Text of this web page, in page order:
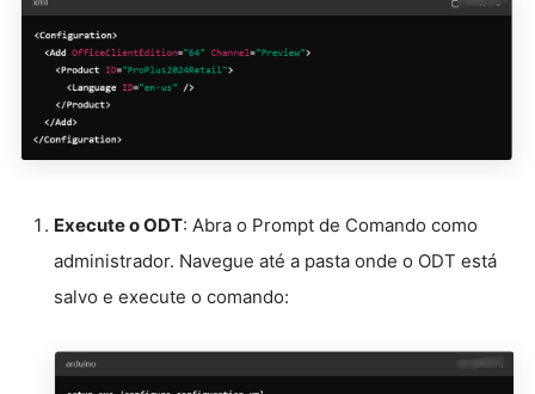
Execute o ODT: Abra o Prompt de Comando como
administrador. Navegue até a pasta onde o ODT está
salvo e execute o comando: